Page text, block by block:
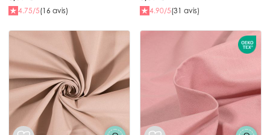
4.75/5(16 avis)
4.90/5(31 avis)